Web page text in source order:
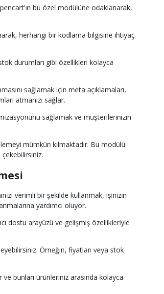
bu özel modülüne odaklanarak,
herhangi bir kodlama bilgisine ihtiyaç
durumları gibi özellikleri kolayca
sağlamak için meta açıklamaları,
atmanızı sağlar.
sağlamak ve müşterilerinizin
mümkün kılmaktadır. Bu modülü
verimli bir şekilde kullanmak, işinizin
yardımcı oluyor.
dostu arayüzü ve gelişmiş özellikleriyle
Örneğin, fiyatları veya stok
bunları ürünleriniz arasında kolayca